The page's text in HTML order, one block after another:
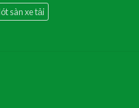
sàn xe tải